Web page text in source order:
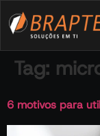
Tag:
6 motivos para